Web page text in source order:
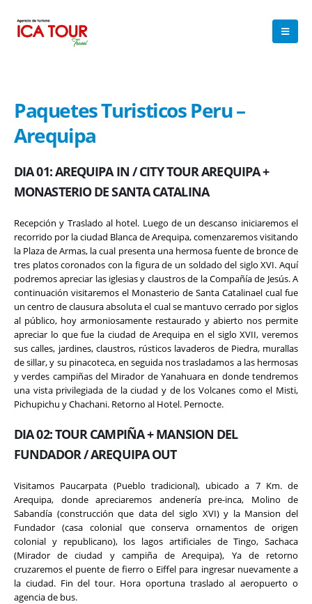
Paquetes Turisticos Peru –
Arequipa
DIA 01: AREQUIPA IN / CITY TOUR AREQUIPA +
MONASTERIO DE SANTA CATALINA
Recepción y Traslado al hotel. Luego de un descanso iniciaremos el
recorrido por la ciudad Blanca de Arequipa, comenzaremos visitando
la Plaza de Armas, la cual presenta una hermosa fuente de bronce de
tres platos coronados con la figura de un soldado del siglo XVI. Aquí
podremos apreciar las iglesias y claustros de la Compañía de Jesús. A
continuación visitaremos el Monasterio de Santa Catalinael cual fue
un centro de clausura absoluta el cual se mantuvo cerrado por siglos
al público, hoy armoniosamente restaurado y abierto nos permite
apreciar lo que fue la ciudad de Arequipa en el siglo XVII, veremos
sus calles, jardines, claustros, rústicos lavaderos de Piedra, murallas
de sillar, y su pinacoteca, en seguida nos trasladamos a las hermosas
y verdes campiñas del Mirador de Yanahuara en donde tendremos
una vista privilegiada de la ciudad y de los Volcanes como el Misti,
Pichupichu y Chachani. Retorno al Hotel. Pernocte.
DIA 02: TOUR CAMPIÑA + MANSION DEL
FUNDADOR / AREQUIPA OUT
Visitamos Paucarpata (Pueblo tradicional), ubicado a 7 Km. de
Arequipa, donde apreciaremos andenería pre-inca, Molino de
Sabandía (construcción que data del siglo XVI) y la Mansion del
Fundador (casa colonial que conserva ornamentos de origen
colonial y republicano), los lagos artificiales de Tingo, Sachaca
(Mirador de ciudad y campiña de Arequipa), Ya de retorno
cruzaremos el puente de fierro o Eiffel para ingresar nuevamente a
la ciudad. Fin del tour. Hora oportuna traslado al aeropuerto o
agencia de bus.